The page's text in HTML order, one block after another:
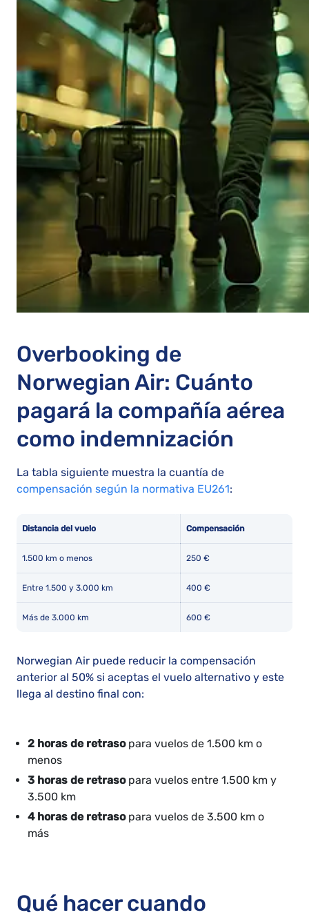
Overbooking de
Norwegian Air: Cuánto
pagará la compañía aérea
como indemnización
La tabla siguiente muestra la cuantía de
compensación según la normativa EU261:
Distancia del vuelo Compensación
1.500 km o menos 250 €
Entre 1.500 y 3.000 km 400 €
Más de 3.000 km 600 €
Norwegian Air puede reducir la compensación
anterior al 50% si aceptas el vuelo alternativo y este
llega al destino final con:
2 horas de retrasopara vuelos de 1.500 km o
menos
3 horas de retrasopara vuelos entre 1.500 km y
3.500 km
4 horas de retrasopara vuelos de 3.500 km o
más
Qué hacer cuando